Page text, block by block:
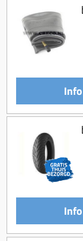
Koppeling
Koppeling
Ketting /
Overbrenging
Info
Info